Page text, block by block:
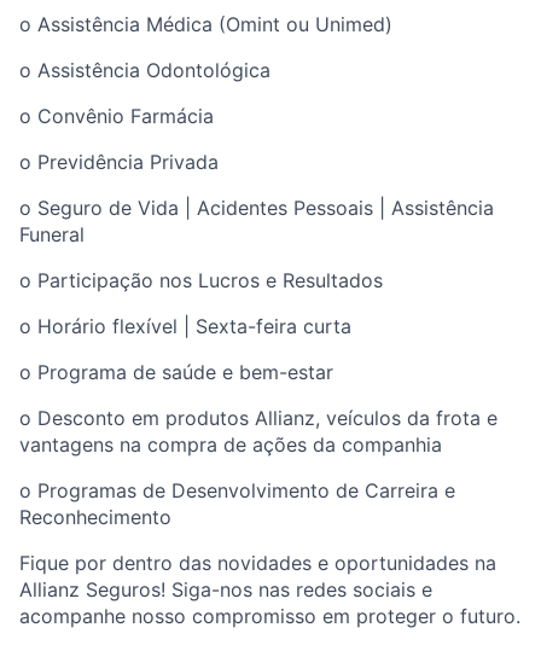
o Assistência Médica (Omint ou Unimed)
o Assistência Odontológica
o Convênio Farmácia
o Previdência Privada
o Seguro de Vida | Acidentes Pessoais | Assistência
Funeral
o Participação nos Lucros e Resultados
o Horário flexível | Sexta-feira curta
o Programa de saúde e bem-estar
o Desconto em produtos Allianz, veículos da frota e
vantagens na compra de ações da companhia
o Programas de Desenvolvimento de Carreira e
Reconhecimento
Fique por dentro das novidades e oportunidades na
Allianz Seguros! Siga-nos nas redes sociais e
acompanhe nosso compromisso em proteger o futuro.